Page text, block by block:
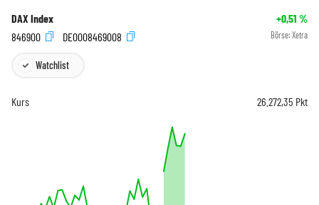
DAX Index +0,51 %
846900
DE0008469008 Börse: Xetra
Watchlist
Kurs 26.272,35 Pkt